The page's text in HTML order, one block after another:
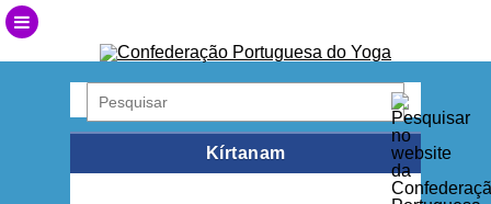
Kírtanam